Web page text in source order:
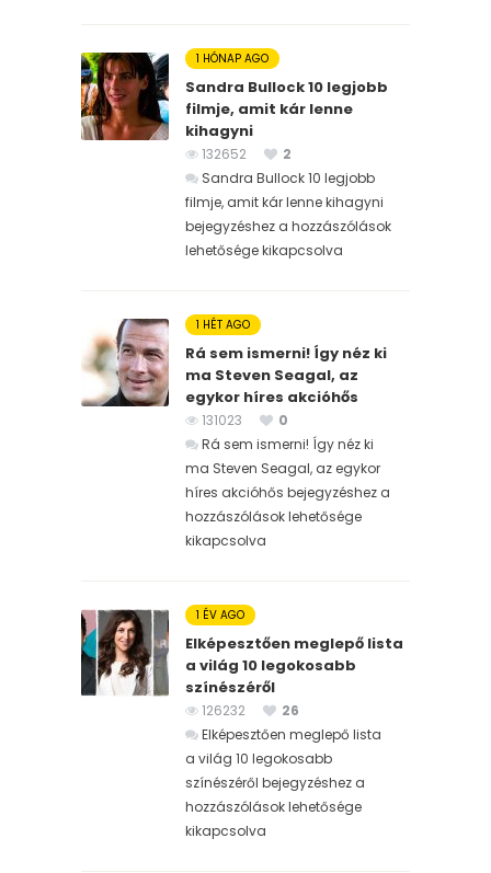
1 HÓNAP AGO
Sandra Bullock 10 legjobb
filmje, amit kár lenne
kihagyni
132652
2
Sandra Bullock 10 legjobb
filmje, amit kár lenne kihagyni
bejegyzéshez a hozzászólások
lehetősége kikapcsolva
1 HÉT AGO
Rá sem ismerni! Így néz ki
ma Steven Seagal, az
egykor híres akcióhős
131023
0
Rá sem ismerni! Így néz ki
ma Steven Seagal, az egykor
híres akcióhős bejegyzéshez a
hozzászólások lehetősége
kikapcsolva
1 ÉV AGO
Elképesztően meglepő lista
a világ 10 legokosabb
színészéről
126232
26
Elképesztően meglepő lista
a világ 10 legokosabb
színészéről bejegyzéshez a
hozzászólások lehetősége
kikapcsolva